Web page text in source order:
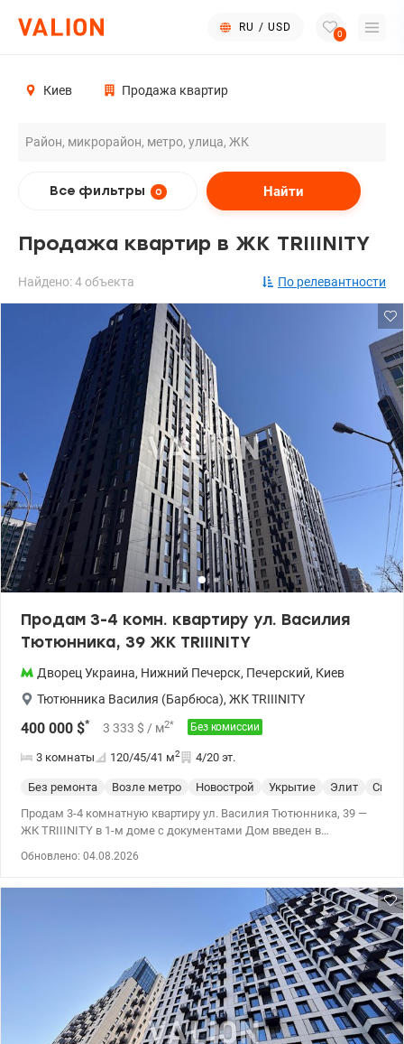
RU / USD
0
Киев Продажа квартир
Все фильтры 0 Найти
Продажа квартир в ЖК TRIIINITY
Найдено: 4 объекта По релевантности
Продам 3-4 комн. квартиру ул. Василия
Тютюнника, 39 ЖК TRIIINITY
Дворец Украина, Нижний Печерск, Печерский, Киев
Тютюнника Василия (Барбюса), ЖК TRIIINITY
400 000 $* 3 333 $ / м2* Без комиссии
3 комнаты 120/45/41 м2 4/20 эт.
Без ремонта Возле метро Новострой Укрытие Элит
Продам 3-4 комнатную квартиру ул. Василия Тютюнника, 39 —
ЖК TRIIINITY в 1-м доме с документами Дом введен в
3 отдельные спальни; - большая кухня-гостиная с обеденной
зоной; - 3 санузла (один из ванной, другие – с душевыми); -
хозяйственная комната/постирочная; - гардеробная; – балкон.
Состояние- после застройщика, Панорамные окна Schüco -
подземный паркинг, соединенный с жилыми этажами
скоростными бесшумными лифтами; - зарядные станции для
электрокаров; - надежная система контроля доступа и
видеонаблюдения по периметру; - двухуровневый подземный
паркинг на 588 мест - До метро Дворец Украина - 7 минут
Обновлено: 04.08.2026